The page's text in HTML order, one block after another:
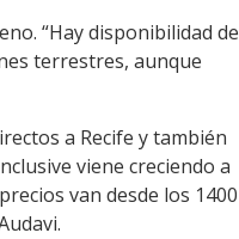
“Hay disponibilidad de
terrestres, aunque
a Recife y también
viene creciendo a
van desde los 1400